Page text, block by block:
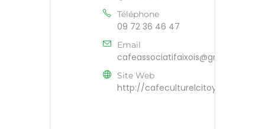
Téléphone
09 72 36 46 47
Email
cafeassociatifaixois@gmail.com
Site Web
http://cafeculturelcitoyen.org